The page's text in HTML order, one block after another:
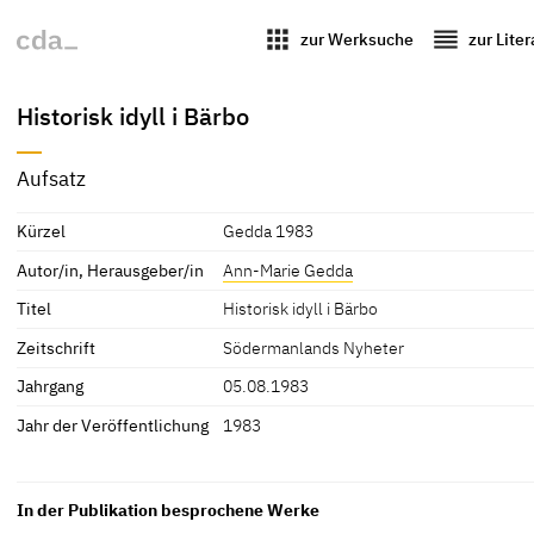
apps zur Werksuche reorder zur
Historisk idyll i Bärbo
Aufsatz
Kürzel
Gedda 1983
Autor/in, Herausgeber/in
Ann-Marie Gedda
Titel
Historisk idyll i Bärbo
Zeitschrift
Södermanlands Nyheter
Jahrgang
05.08.1983
Jahr der Veröffentlichung
1983
In der Publikation besprochene Werke